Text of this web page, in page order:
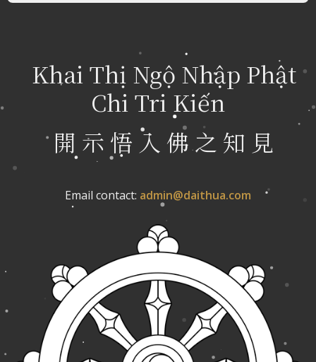
Khai Thị Ngộ Nhập Phật
Chi Tri Kiến
開 示 悟 入 佛 之 知 見
Email contact: admin@daithua.com